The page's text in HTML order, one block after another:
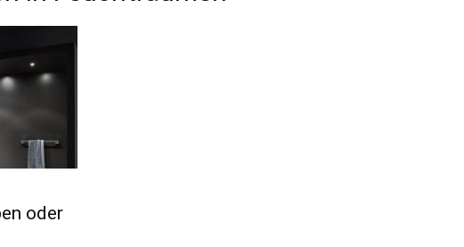
oder